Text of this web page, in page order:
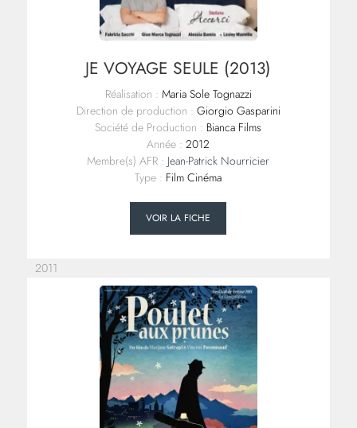
JE VOYAGE SEULE (2013)
Réalisation : Maria Sole Tognazzi
Direction de production : Giorgio Gasparini
Société de Production : Bianca Films
Année : 2012
Membre(s) AFR : Jean-Patrick Nourricier
Type : Film Cinéma
VOIR LA FICHE
2011